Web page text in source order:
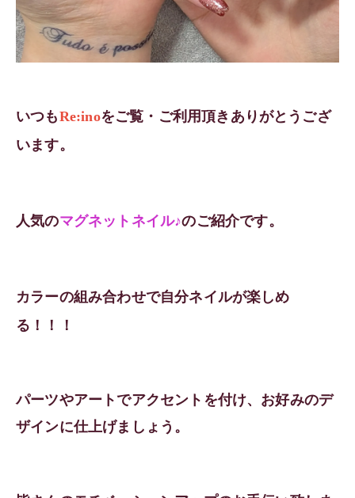
いつもRe:inoをご覧・ご利用頂きありがとうござ
います。
人気のマグネットネイル♪のご紹介です。
カラーの組み合わせで自分ネイルが楽しめ
る！！！
パーツやアートでアクセントを付け、お好みのデ
ザインに仕上げましょう。